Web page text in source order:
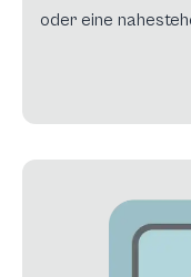
oder eine
Sie diesen Artikel